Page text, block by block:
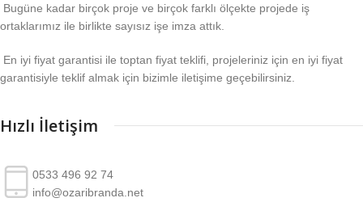
Bugüne kadar birçok proje ve birçok farklı ölçekte projede iş
ortaklarımız ile birlikte sayısız işe imza attık.
En iyi fiyat garantisi ile toptan fiyat teklifi, projeleriniz için en iyi fiyat
garantisiyle teklif almak için bizimle iletişime geçebilirsiniz.
Hızlı İletişim
0533 496 92 74
info@ozaribranda.net